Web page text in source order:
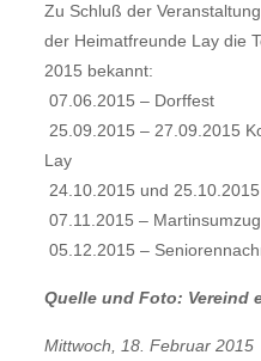
Zu Schluß der
der Heimatfreunde Lay die
2015 bekannt:
 07.06.2015 – Dorffest
 25.09.2015 – 27.09.2015
Lay
 24.10.2015 und
 07.11.2015 – Martinsumzug
 05.12.2015 –
Quelle und Foto: Vereind
Mittwoch, 18. Februar 2015